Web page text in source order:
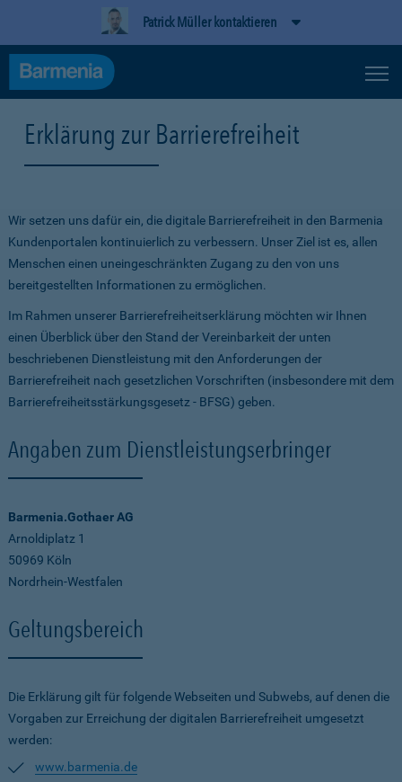
Patrick Müller kontaktieren
Erklärung zur Barrierefreiheit
Wir setzen uns dafür ein, die digitale Barrierefreiheit in den Barmenia
Kundenportalen kontinuierlich zu verbessern. Unser Ziel ist es, allen
Menschen einen uneingeschränkten Zugang zu den von uns
bereitgestellten Informationen zu ermöglichen.
Im Rahmen unserer Barrierefreiheitserklärung möchten wir Ihnen
einen Überblick über den Stand der Vereinbarkeit der unten
beschriebenen Dienstleistung mit den Anforderungen der
Barrierefreiheit nach gesetzlichen Vorschriften (insbesondere mit dem
Barrierefreiheitsstärkungsgesetz - BFSG) geben.
Angaben zum Dienstleistungserbringer
Barmenia.Gothaer AG
Arnoldiplatz 1
50969 Köln
Nordrhein-Westfalen
Geltungsbereich
Die Erklärung gilt für folgende Webseiten und Subwebs, auf denen die
Vorgaben zur Erreichung der digitalen Barrierefreiheit umgesetzt
werden:
www.barmenia.de